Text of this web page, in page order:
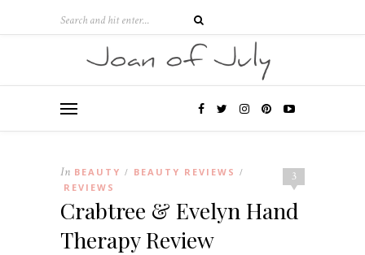
3
In BEAUTY / BEAUTY REVIEWS /
REVIEWS
Crabtree & Evelyn Hand
Therapy Review